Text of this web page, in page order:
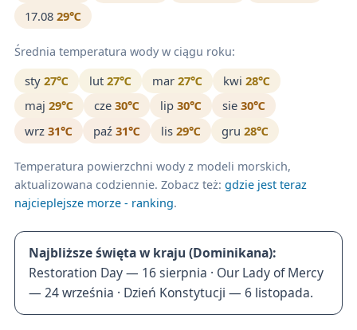
17.08 29℃
Średnia temperatura wody w ciągu roku:
sty 27℃ lut 27℃ mar 27℃ kwi 28℃
maj 29℃ cze 30℃ lip 30℃ sie 30℃
wrz 31℃ paź 31℃ lis 29℃ gru 28℃
Temperatura powierzchni wody z modeli morskich,
aktualizowana codziennie. Zobacz też: gdzie jest teraz
najcieplejsze morze - ranking.
Najbliższe święta w kraju (Dominikana):
Restoration Day — 16 sierpnia · Our Lady of Mercy
— 24 września · Dzień Konstytucji — 6 listopada.